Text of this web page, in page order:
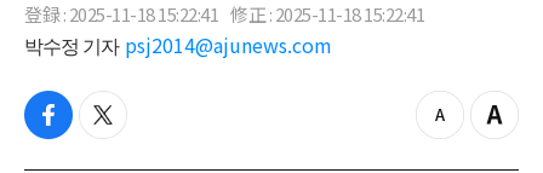
登録 : 2025-11-18 15:22:41 修正 : 2025-11-18 15:22:41
박수정 기자 psj2014@ajunews.com
f
t
z
Z